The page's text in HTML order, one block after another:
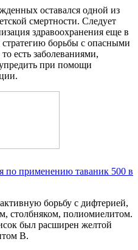
оставался одной из
смертности. Следует
здравоохранения еще в
стратегию борьбы с опасными
есть заболеваниями,
при помощи
по применению таваник 500 в
борьбу с дифтерией,
столбняком, полиомиелитом.
был расширен желтой
В.